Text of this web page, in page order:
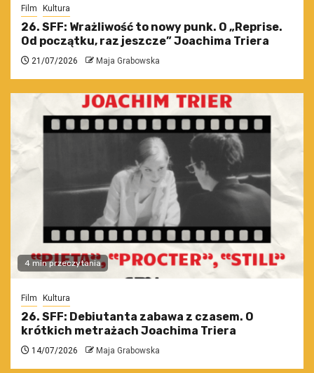
Film Kultura
26. SFF: Wrażliwość to nowy punk. O „Reprise.
Od początku, raz jeszcze” Joachima Triera
21/07/2026 Maja Grabowska
4 min przeczytania
Film Kultura
26. SFF: Debiutanta zabawa z czasem. O
krótkich metrażach Joachima Triera
14/07/2026 Maja Grabowska